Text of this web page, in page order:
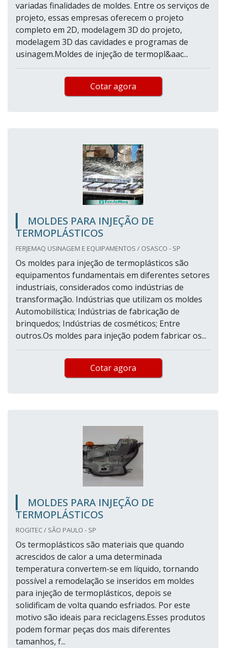
variadas finalidades de moldes. Entre os serviços de
projeto, essas empresas oferecem o projeto
completo em 2D, modelagem 3D do projeto,
modelagem 3D das cavidades e programas de
usinagem.Moldes de injeção de termopl&aac...
Cotar agora
MOLDES PARA INJEÇÃO DE
TERMOPLÁSTICOS
FERJEMAQ USINAGEM E EQUIPAMENTOS / OSASCO - SP
Os moldes para injeção de termoplásticos são
equipamentos fundamentais em diferentes setores
industriais, considerados como indústrias de
transformação. Indústrias que utilizam os moldes
Automobilística; Indústrias de fabricação de
brinquedos; Indústrias de cosméticos; Entre
outros.Os moldes para injeção podem fabricar os...
Cotar agora
MOLDES PARA INJEÇÃO DE
TERMOPLÁSTICOS
ROGITEC / SÃO PAULO - SP
Os termoplásticos são materiais que quando
acrescidos de calor a uma determinada
temperatura convertem-se em líquido, tornando
possível a remodelação se inseridos em moldes
para injeção de termoplásticos, depois se
solidificam de volta quando esfriados. Por este
motivo são ideais para reciclagens.Esses produtos
podem formar peças dos mais diferentes
tamanhos, f...